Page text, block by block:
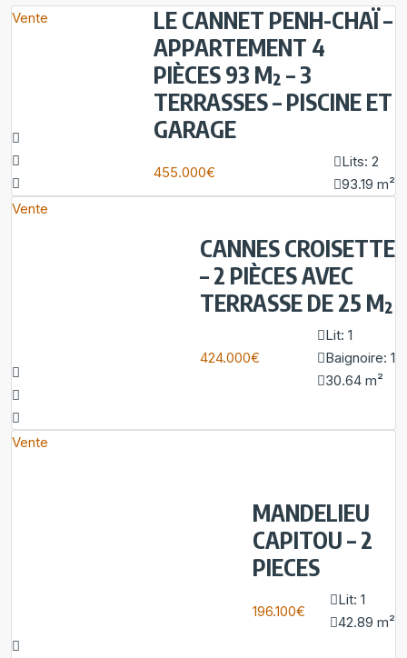
Vente
LE CANNET PENH-CHAÏ –
APPARTEMENT 4
PIÈCES 93 M² – 3
TERRASSES – PISCINE ET
GARAGE
455.000€
Lits: 2
93.19 m²
Vente
CANNES CROISETTE
– 2 PIÈCES AVEC
TERRASSE DE 25 M²
424.000€
Lit: 1
Baignoire: 1
30.64 m²
Vente
MANDELIEU
CAPITOU – 2
PIECES
196.100€
Lit: 1
42.89 m²